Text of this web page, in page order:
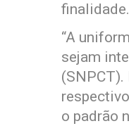
finalidade.
“A
sejam
(SNPCT).
o padrão